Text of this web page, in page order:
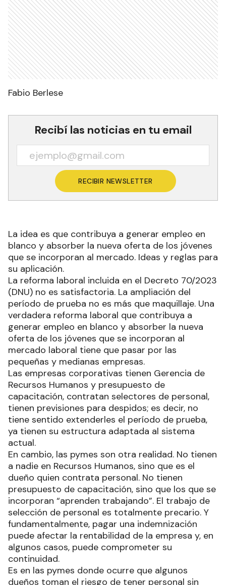
Fabio Berlese
Recibí las noticias en tu email
RECIBIR NEWSLETTER
La idea es que contribuya a generar empleo en
blanco y absorber la nueva oferta de los jóvenes
que se incorporan al mercado. Ideas y reglas para
su aplicación.
La reforma laboral incluida en el Decreto 70/2023
(DNU) no es satisfactoria. La ampliación del
período de prueba no es más que maquillaje. Una
verdadera reforma laboral que contribuya a
generar empleo en blanco y absorber la nueva
oferta de los jóvenes que se incorporan al
mercado laboral tiene que pasar por las
pequeñas y medianas empresas.
Las empresas corporativas tienen Gerencia de
Recursos Humanos y presupuesto de
capacitación, contratan selectores de personal,
tienen previsiones para despidos; es decir, no
tiene sentido extenderles el período de prueba,
ya tienen su estructura adaptada al sistema
actual.
En cambio, las pymes son otra realidad. No tienen
a nadie en Recursos Humanos, sino que es el
dueño quien contrata personal. No tienen
presupuesto de capacitación, sino que los que se
incorporan “aprenden trabajando”. El trabajo de
selección de personal es totalmente precario. Y
fundamentalmente, pagar una indemnización
puede afectar la rentabilidad de la empresa y, en
algunos casos, puede comprometer su
continuidad.
Es en las pymes donde ocurre que algunos
dueños toman el riesgo de tener personal sin